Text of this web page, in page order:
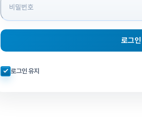
로그인
자동로그인 체크
로그인 유지